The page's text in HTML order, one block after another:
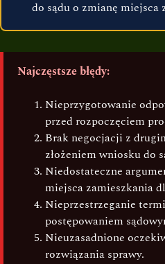
do sądu o zmianę miejsca
Najczęstsze błędy:
Nieprzygotowanie
przed rozpoczęciem
Brak negocjacji z
złożeniem wniosku do
Niedostateczne
miejsca zamieszkania
Nieprzestrzeganie
postępowaniem
Nieuzasadnione
rozwiązania sprawy.